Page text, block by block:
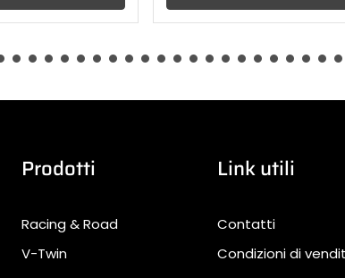
Prodotti
Racing & Road
V-Twin
Link utili
Contatti
Condizioni di